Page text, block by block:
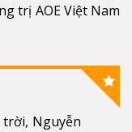
trị AOE Việt Nam
Nguyễn